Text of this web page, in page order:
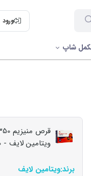
ورود
شاپ
ویتامین لایف - 30 عددی
برند:ویتامین لایف